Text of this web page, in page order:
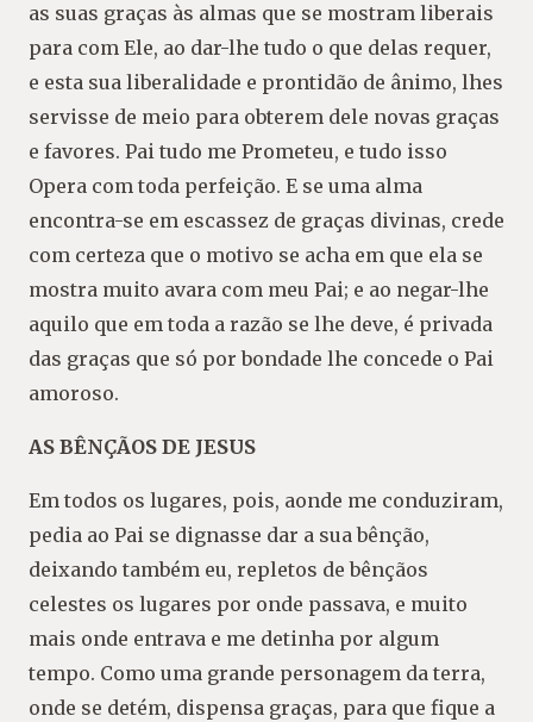
as suas graças às almas que se mostram liberais
para com Ele, ao dar-lhe tudo o que delas requer,
e esta sua liberalidade e prontidão de ânimo, lhes
servisse de meio para obterem dele novas graças
e favores. Pai tudo me Prometeu, e tudo isso
Opera com toda perfeição. E se uma alma
encontra-se em escassez de graças divinas, crede
com certeza que o motivo se acha em que ela se
mostra muito avara com meu Pai; e ao negar-lhe
aquilo que em toda a razão se lhe deve, é privada
das graças que só por bondade lhe concede o Pai
amoroso.
AS BÊNÇÃOS DE JESUS
Em todos os lugares, pois, aonde me conduziram,
pedia ao Pai se dignasse dar a sua bênção,
deixando também eu, repletos de bênçãos
celestes os lugares por onde passava, e muito
mais onde entrava e me detinha por algum
tempo. Como uma grande personagem da terra,
onde se detém, dispensa graças, para que fique a